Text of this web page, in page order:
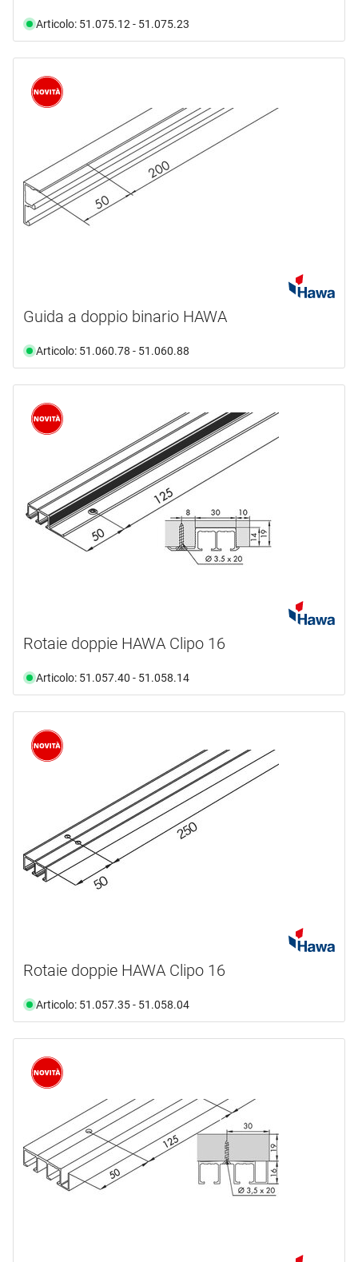
Articolo: 51.075.12 - 51.075.23
Guida a doppio binario HAWA
Articolo: 51.060.78 - 51.060.88
Rotaie doppie HAWA Clipo 16
Articolo: 51.057.40 - 51.058.14
Rotaie doppie HAWA Clipo 16
Articolo: 51.057.35 - 51.058.04